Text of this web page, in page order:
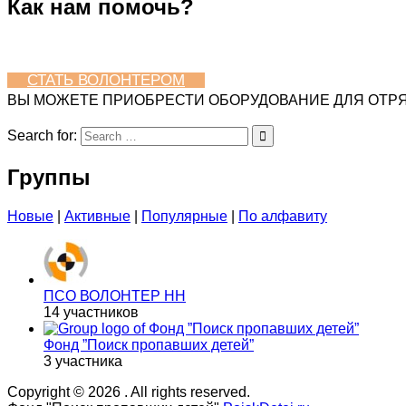
Как нам помочь?
СТАТЬ ВОЛОНТЕРОМ
ВЫ МОЖЕТЕ ПРИОБРЕСТИ ОБОРУДОВАНИЕ ДЛЯ
Search for:
Группы
Новые Активные Популярные По алфавиту
ПСО ВОЛОНТЕР НН
14 участников
Фонд ”Поиск пропавших детей”
3 участника
Copyright © 2026 . All rights reserved.